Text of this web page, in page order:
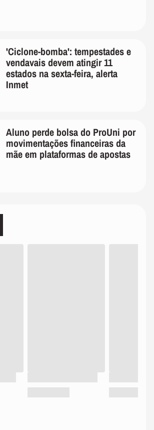
'Ciclone-bomba': tempestades e
vendavais devem atingir 11
estados na sexta-feira, alerta
Inmet
Aluno perde bolsa do ProUni por
movimentações financeiras da
mãe em plataformas de apostas